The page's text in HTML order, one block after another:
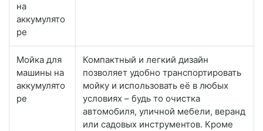
на
аккумулято
ре
Мойка для
машины на
аккумулято
ре
Компактный и легкий дизайн
позволяет удобно транспортировать
мойку и использовать её в любых
условиях – будь то очистка
автомобиля, уличной мебели, веранд
или садовых инструментов. Кроме